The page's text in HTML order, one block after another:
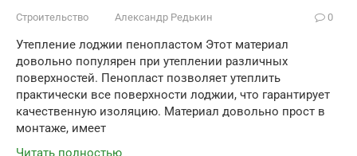
Строительство Александр Редькин 0
Утепление лоджии пенопластом Этот материал
довольно популярен при утеплении различных
поверхностей. Пенопласт позволяет утеплить
практически все поверхности лоджии, что гарантирует
качественную изоляцию. Материал довольно прост в
монтаже, имеет
Читать полностью